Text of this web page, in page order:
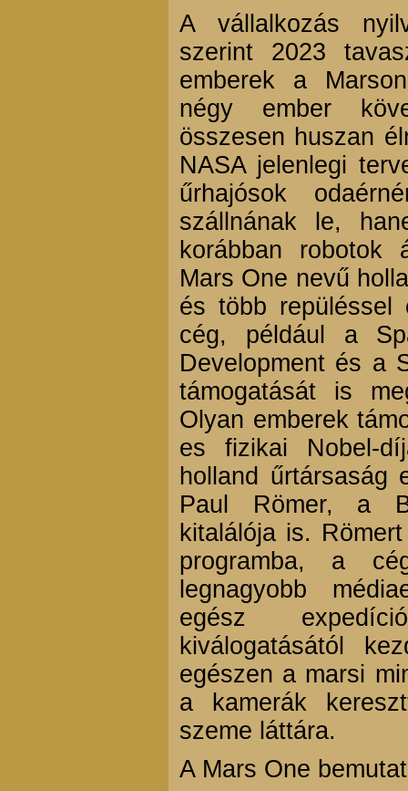
A vállalkozás
szerint 2023
emberek a
négy ember
összesen huszan
NASA jelenlegi
űrhajósok
szállnának le,
korábban robotok
Mars One nevű
és több repüléssel
cég, például a
Development és a
támogatását is
Olyan emberek
es fizikai Nobel-
holland űrtársaság
Paul Römer, a
kitalálója is.
programba, a
legnagyobb
egész
kiválogatásától
egészen a marsi
a kamerák
szeme láttára.
A Mars One